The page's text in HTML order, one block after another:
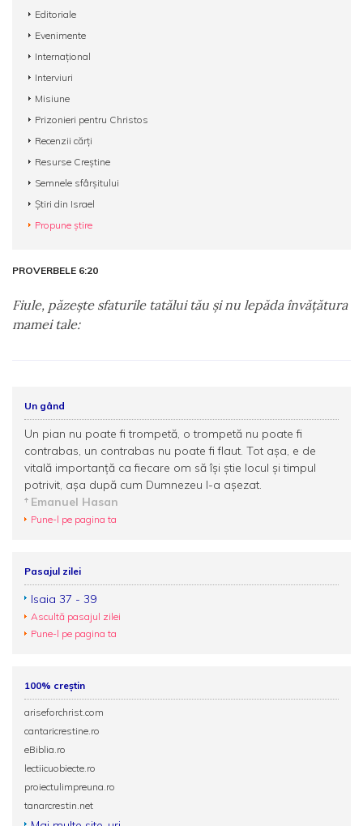
Editoriale
Evenimente
Internațional
Interviuri
Misiune
Prizonieri pentru Christos
Recenzii cărți
Resurse Creștine
Semnele sfârșitului
Știri din Israel
Propune știre
PROVERBELE 6:20
Fiule, păzeşte sfaturile tatălui tău şi nu lepăda învăţătura
mamei tale:
Un gând
Un pian nu poate fi trompetă, o trompetă nu poate fi
contrabas, un contrabas nu poate fi flaut. Tot așa, e de
vitală importanță ca fiecare om să îşi ştie locul şi timpul
potrivit, aşa după cum Dumnezeu l-a aşezat.
Emanuel Hasan
Pune-l pe pagina ta
Pasajul zilei
Isaia 37 - 39
Ascultă pasajul zilei
Pune-l pe pagina ta
100% creștin
ariseforchrist.com
cantaricrestine.ro
eBiblia.ro
lectiicuobiecte.ro
proiectulimpreuna.ro
tanarcrestin.net